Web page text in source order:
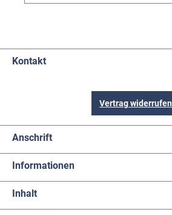
Kontakt
Vertrag widerrufen
Anschrift
Informationen
Inhalt